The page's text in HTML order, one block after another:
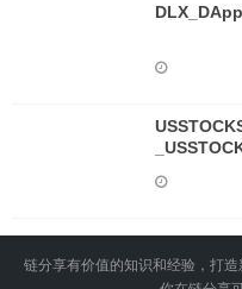
链分享有价值的知识和经验，打